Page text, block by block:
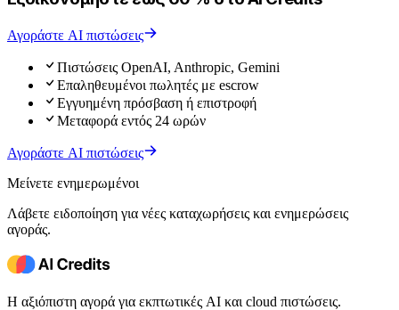
Αγοράστε AI πιστώσεις
Πιστώσεις OpenAI, Anthropic, Gemini
Επαληθευμένοι πωλητές με escrow
Εγγυημένη πρόσβαση ή επιστροφή
Μεταφορά εντός 24 ωρών
Αγοράστε AI πιστώσεις
Μείνετε ενημερωμένοι
Λάβετε ειδοποίηση για νέες καταχωρήσεις και ενημερώσεις
αγοράς.
Η αξιόπιστη αγορά για εκπτωτικές AI και cloud πιστώσεις.